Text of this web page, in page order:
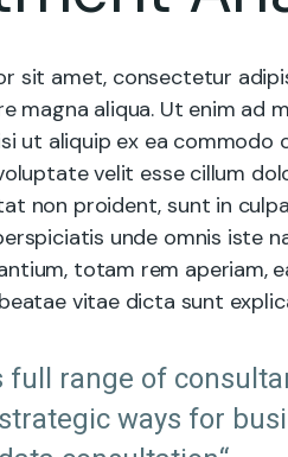
sit amet, consectetur
magna aliqua. Ut enim ad
ut aliquip ex ea commodo
velit esse cillum
non proident, sunt in
unde omnis iste
totam rem aperiam,
vitae dicta sunt
full range of
ways for